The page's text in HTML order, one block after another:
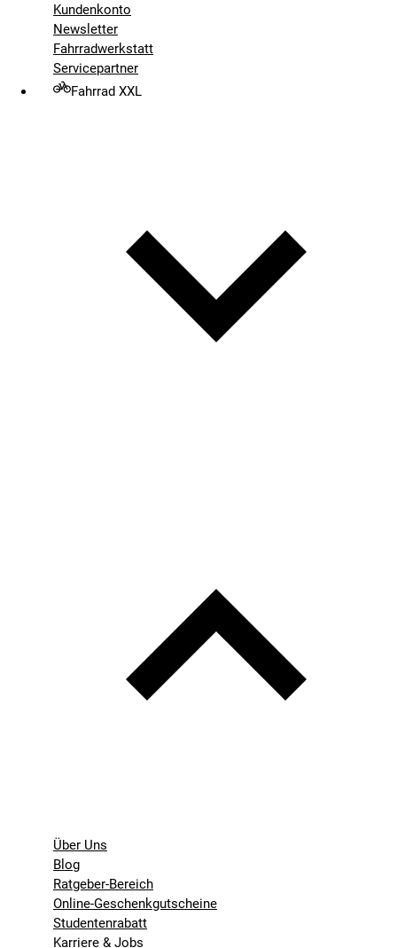
Kundenkonto
Newsletter
Fahrradwerkstatt
Servicepartner
Fahrrad XXL
Über Uns
Blog
Ratgeber-Bereich
Online-Geschenkgutscheine
Studentenrabatt
Karriere & Jobs